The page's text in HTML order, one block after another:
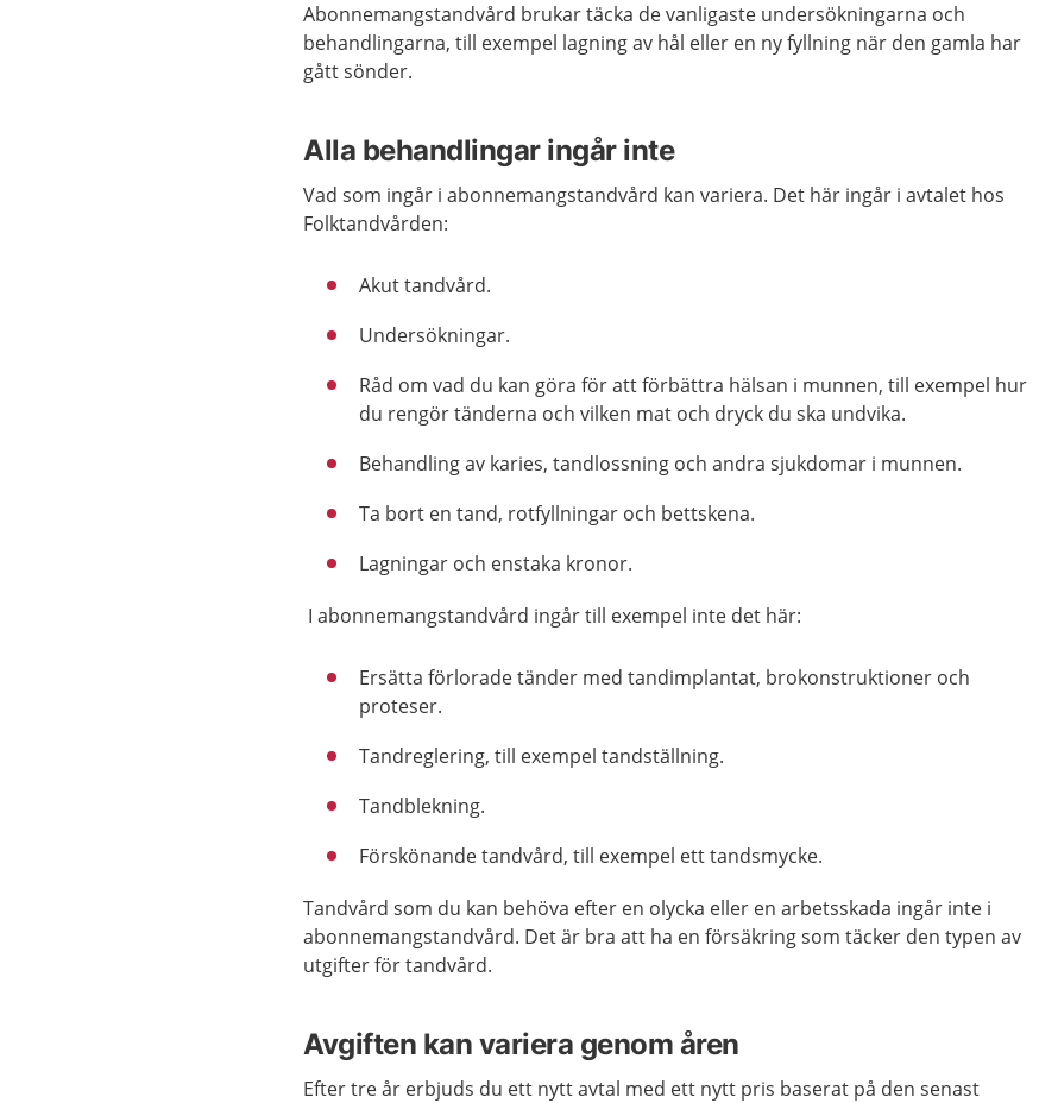
Abonnemangstandvård brukar täcka de vanligaste undersökningarna och
behandlingarna, till exempel lagning av hål eller en ny fyllning när den gamla har
gått sönder.
Alla behandlingar ingår inte
Vad som ingår i abonnemangstandvård kan variera. Det här ingår i avtalet hos
Folktandvården:
Akut tandvård.
Undersökningar.
Råd om vad du kan göra för att förbättra hälsan i munnen, till exempel hur
du rengör tänderna och vilken mat och dryck du ska undvika.
Behandling av karies, tandlossning och andra sjukdomar i munnen.
Ta bort en tand, rotfyllningar och bettskena.
Lagningar och enstaka kronor.
I abonnemangstandvård ingår till exempel inte det här:
Ersätta förlorade tänder med tandimplantat, brokonstruktioner och
proteser.
Tandreglering, till exempel tandställning.
Tandblekning.
Förskönande tandvård, till exempel ett tandsmycke.
Tandvård som du kan behöva efter en olycka eller en arbetsskada ingår inte i
abonnemangstandvård. Det är bra att ha en försäkring som täcker den typen av
utgifter för tandvård.
Avgiften kan variera genom åren
Efter tre år erbjuds du ett nytt avtal med ett nytt pris baserat på den senast